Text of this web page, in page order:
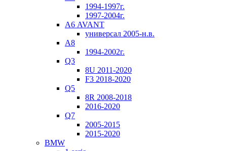
1994-1997г.
1997-2004г.
А6 AVANT
универсал 2005-н.в.
А8
1994-2002г.
Q3
8U 2011-2020
F3 2018-2020
Q5
8R 2008-2018
2016-2020
Q7
2005-2015
2015-2020
BMW